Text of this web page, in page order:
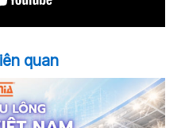
quan